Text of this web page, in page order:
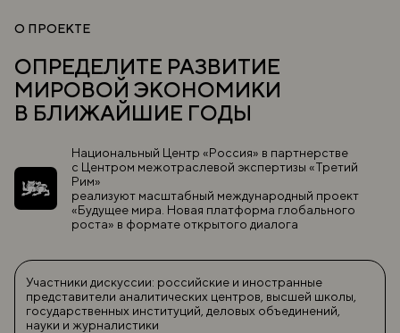
О ПРОЕКТЕ
ОПРЕДЕЛИТЕ РАЗВИТИЕ
МИРОВОЙ ЭКОНОМИКИ
В БЛИЖАЙШИЕ ГОДЫ
Национальный Центр «Россия» в партнерстве
с Центром межотраслевой экспертизы «Третий
Рим»
реализуют масштабный международный проект
«Будущее мира. Новая платформа глобального
роста» в формате открытого диалога
Участники дискуссии: российские и иностранные
представители аналитических центров, высшей школы,
государственных институций, деловых объединений,
науки и журналистики